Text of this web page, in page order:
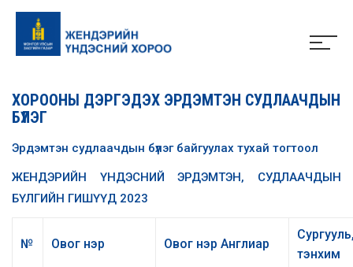
ХОРООНЫ ДЭРГЭДЭХ ЭРДЭМТЭН СУДЛААЧДЫН
БҮЛЭГ
Эрдэмтэн судлаачдын бүлэг байгуулах тухай тогтоол
ЖЕНДЭРИЙН ҮНДЭСНИЙ ЭРДЭМТЭН, СУДЛААЧДЫН
БҮЛГИЙН ГИШҮҮД 2023
№ Овог нэр Овог нэр Англиар
тэнхим